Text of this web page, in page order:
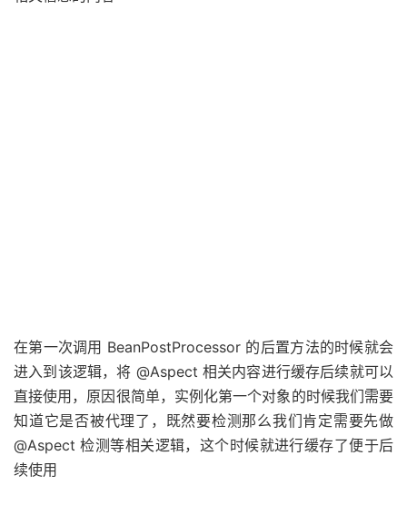
在第一次调用 BeanPostProcessor 的后置方法的时候就会